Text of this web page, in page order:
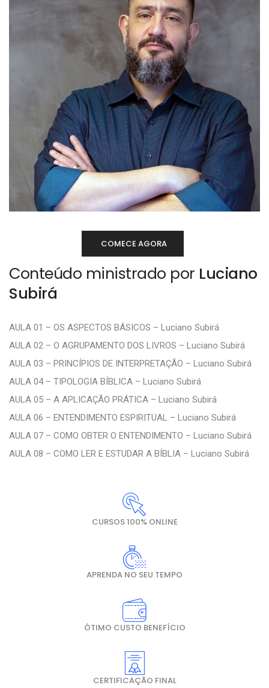
COMECE AGORA
Conteúdo ministrado por Luciano
Subirá
AULA 01 – OS ASPECTOS BÁSICOS – Luciano Subirá
AULA 02 – O AGRUPAMENTO DOS LIVROS – Luciano Subirá
AULA 03 – PRINCÍPIOS DE INTERPRETAÇÃO – Luciano Subirá
AULA 04 – TIPOLOGIA BÍBLICA – Luciano Subirá
AULA 05 – A APLICAÇÃO PRÁTICA – Luciano Subirá
AULA 06 – ENTENDIMENTO ESPIRITUAL – Luciano Subirá
AULA 07 – COMO OBTER O ENTENDIMENTO – Luciano Subirá
AULA 08 – COMO LER E ESTUDAR A BÍBLIA – Luciano Subirá
CURSOS 100% ONLINE
APRENDA NO SEU TEMPO
ÓTIMO CUSTO BENEFÍCIO
CERTIFICAÇÃO FINAL